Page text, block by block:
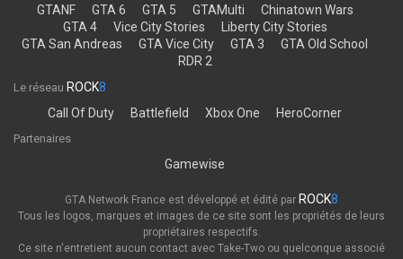
GTANF GTA 6 GTA 5 GTAMulti
Chinatown Wars
GTA 4
Vice City Stories
Liberty City Stories
GTA San Andreas
GTA Vice City GTA 3
GTA Old School
RDR 2
Le réseau ROCK8
Call Of Duty
Battlefield Xbox One HeroCorner
Partenaires
Gamewise
GTA Network France est développé et édité par ROCK8
Tous les logos, marques et images de ce site sont les propriétés de leurs
propriétaires respectifs.
Ce site n'entretient aucun contact avec Take-Two ou quelconque associé